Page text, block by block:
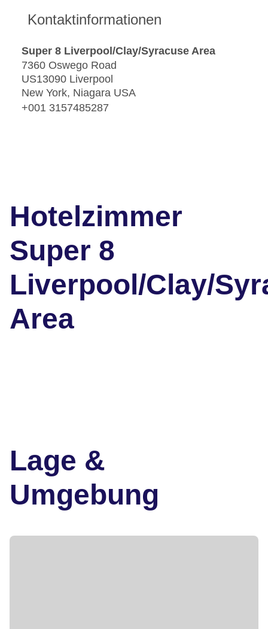
Kontaktinformationen
Super 8 Liverpool/Clay/Syracuse Area
7360 Oswego Road
US13090 Liverpool
New York, Niagara USA
+001 3157485287
Hotelzimmer
Super 8
Liverpool/Clay/
Area
Lage &
Umgebung